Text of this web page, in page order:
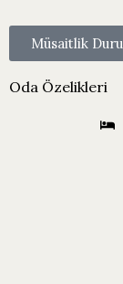
Müsaitlik
Oda Özelikleri